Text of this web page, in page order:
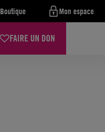
Boutique Mon espace
FAIRE UN DON